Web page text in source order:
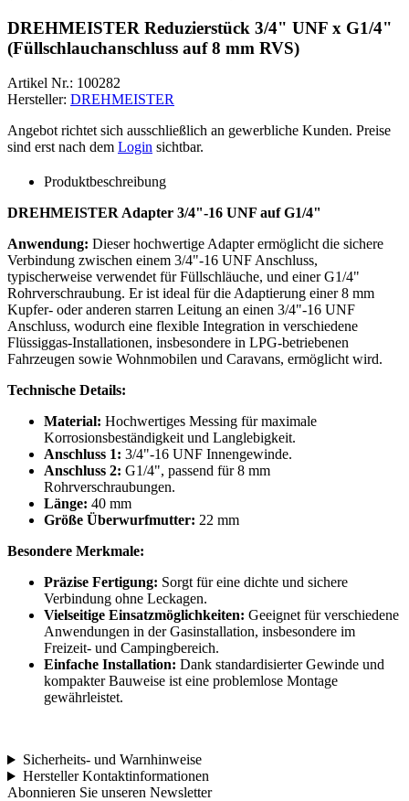
DREHMEISTER Reduzierstück 3/4" UNF x G1/4"
(Füllschlauchanschluss auf 8 mm RVS)
Artikel Nr.: 100282
Hersteller: DREHMEISTER
Angebot richtet sich ausschließlich an gewerbliche Kunden. Preise
sind erst nach dem Login sichtbar.
Produktbeschreibung
DREHMEISTER Adapter 3/4"-16 UNF auf G1/4"
Anwendung: Dieser hochwertige Adapter ermöglicht die sichere
Verbindung zwischen einem 3/4"-16 UNF Anschluss,
typischerweise verwendet für Füllschläuche, und einer G1/4"
Rohrverschraubung. Er ist ideal für die Adaptierung einer 8 mm
Kupfer- oder anderen starren Leitung an einen 3/4"-16 UNF
Anschluss, wodurch eine flexible Integration in verschiedene
Flüssiggas-Installationen, insbesondere in LPG-betriebenen
Fahrzeugen sowie Wohnmobilen und Caravans, ermöglicht wird.
Technische Details:
Material: Hochwertiges Messing für maximale
Korrosionsbeständigkeit und Langlebigkeit.
Anschluss 1: 3/4"-16 UNF Innengewinde.
Anschluss 2: G1/4", passend für 8 mm
Rohrverschraubungen.
Länge: 40 mm
Größe Überwurfmutter: 22 mm
Besondere Merkmale:
Präzise Fertigung: Sorgt für eine dichte und sichere
Verbindung ohne Leckagen.
Vielseitige Einsatzmöglichkeiten: Geeignet für verschiedene
Anwendungen in der Gasinstallation, insbesondere im
Freizeit- und Campingbereich.
Einfache Installation: Dank standardisierter Gewinde und
kompakter Bauweise ist eine problemlose Montage
gewährleistet.
Sicherheits- und Warnhinweise
Hersteller Kontaktinformationen
Abonnieren Sie unseren Newsletter